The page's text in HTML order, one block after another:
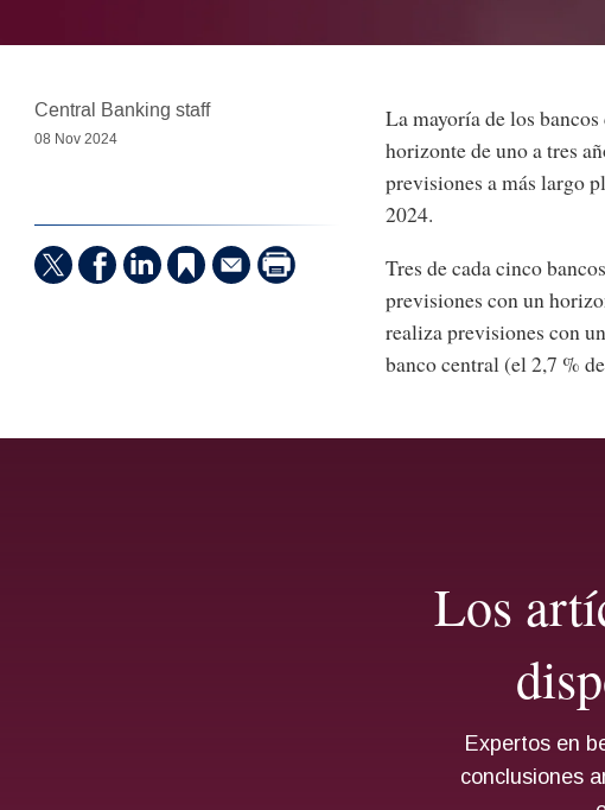
Central Banking staff
08 Nov 2024
La mayoría de los
horizonte de uno a tres
previsiones a más largo
2024.
Tres de cada cinco
previsiones con un
realiza previsiones con
banco central (el 2,7 %